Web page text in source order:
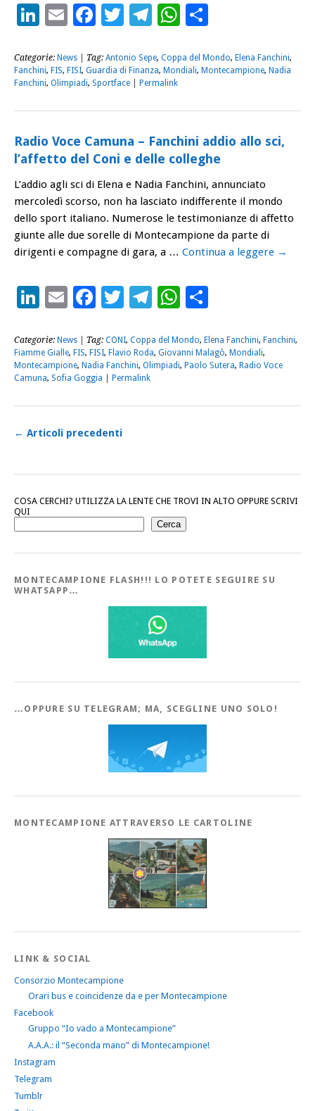
LinkedIn
EmailFacebook
Twitter
Telegram
WhatsApp
Categorie: News | Tag: Antonio Sepe, Coppa del Mondo, Elena Fanchini,
Fanchini, FIS, FISI, Guardia di Finanza, Mondiali, Montecampione, Nadia
Fanchini, Olimpiadi, Sportface Permalink
Radio Voce Camuna – Fanchini addio allo sci,
l’affetto del Coni e delle colleghe
L’addio agli sci di Elena e Nadia Fanchini, annunciato
mercoledì scorso, non ha lasciato indifferente il mondo
dello sport italiano. Numerose le testimonianze di affetto
giunte alle due sorelle di Montecampione da parte di
dirigenti e compagne di gara, a … Continua a leggere →
LinkedIn
EmailFacebook
Twitter
Telegram
WhatsApp
Categorie: News | Tag: CONI, Coppa del Mondo, Elena Fanchini, Fanchini,
Fiamme Gialle, FIS, FISI, Flavio Roda, Giovanni Malagò, Mondiali,
Montecampione, Nadia Fanchini, Olimpiadi, Paolo Sutera, Radio Voce
Camuna, Sofia Goggia Permalink
← Articoli precedenti
COSA CERCHI? UTILIZZA LA LENTE CHE TROVI IN ALTO OPPURE SCRIVI
QUI
Cerca
MONTECAMPIONE FLASH!!! LO POTETE SEGUIRE SU
WHATSAPP…
…OPPURE SU TELEGRAM; MA, SCEGLINE UNO SOLO!
MONTECAMPIONE ATTRAVERSO LE CARTOLINE
LINK & SOCIAL
Consorzio Montecampione
Orari bus e coincidenze da e per Montecampione
Facebook
Gruppo “Io vado a Montecampione”
A.A.A.: il “Seconda mano” di Montecampione!
Instagram
Telegram
Tumblr